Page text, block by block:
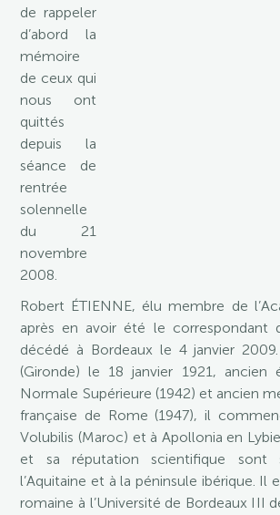
de rappeler
d’abord la
mémoire
de ceux qui
nous ont
quittés
depuis la
séance de
rentrée
solennelle
du 21
novembre
2008.
Robert ÉTIENNE, élu membre de
après en avoir été le correspondant
décédé à Bordeaux le 4 janvier
(Gironde) le 18 janvier 1921, ancien
Normale Supérieure (1942) et ancien
française de Rome (1947), il
Volubilis (Maroc) et à Apollonia en
et sa réputation scientifique sont
l’Aquitaine et à la péninsule ibérique. Il
romaine à l’Université de Bordeaux III